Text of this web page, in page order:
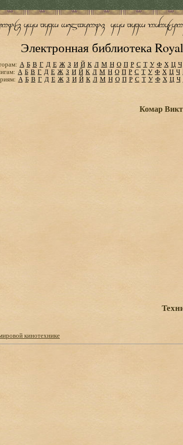
Электронная библиотека
А Б В Г Д Е Ж З И Й К Л М Н О П Р С Т У Ф Х Ц Ч
А Б В Г Д Е Ж З И Й К Л М Н О П Р С Т У Ф Х Ц Ч
А Б В Г Д Е Ж З И Й К Л М Н О П Р С Т У Ф Х Ц Ч
Комар
кинотехнике